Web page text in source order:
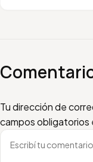
Tu dirección de
campos obligatorios
Escribí tu comentario
Nombre
Email